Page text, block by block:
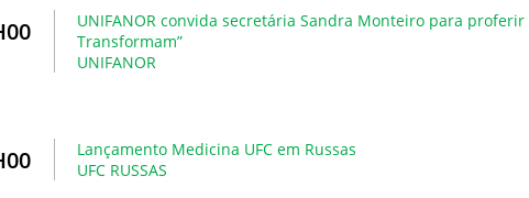
UNIFANOR convida secretária Sandra Monteiro para
Transformam”
UNIFANOR
Lançamento Medicina UFC em Russas
UFC RUSSAS